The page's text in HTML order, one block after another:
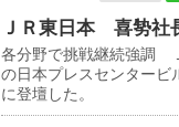
ＪＲ東日本 喜㔟社
各分野で挑戦継続強調
の日本プレスセンタービ
に登壇した。